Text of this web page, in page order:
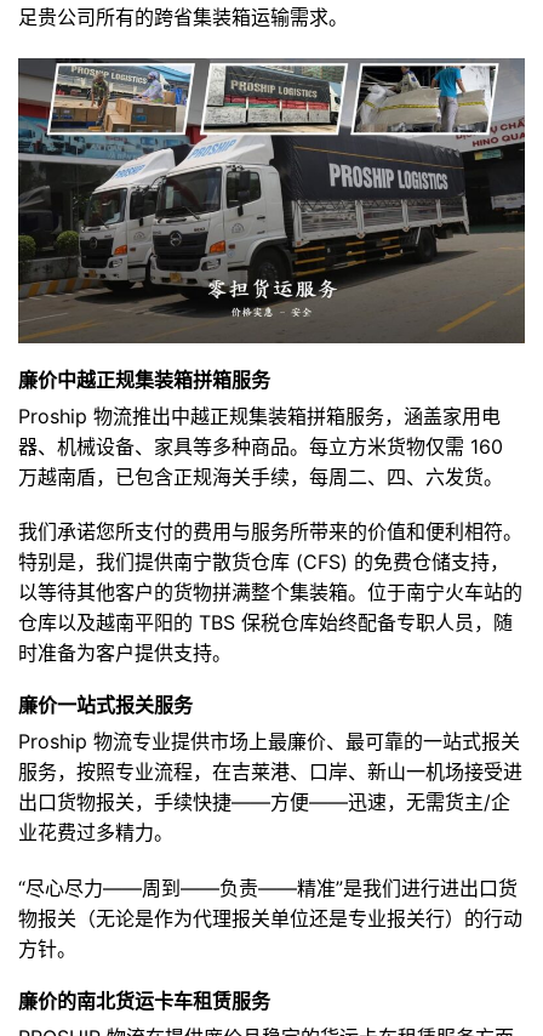
足贵公司所有的跨省集装箱运输需求。
廉价中越正规集装箱拼箱服务
Proship 物流推出中越正规集装箱拼箱服务，涵盖家用电
器、机械设备、家具等多种商品。每立方米货物仅需 160
万越南盾，已包含正规海关手续，每周二、四、六发货。
我们承诺您所支付的费用与服务所带来的价值和便利相符。
特别是，我们提供南宁散货仓库 (CFS) 的免费仓储支持，
以等待其他客户的货物拼满整个集装箱。位于南宁火车站的
仓库以及越南平阳的 TBS 保税仓库始终配备专职人员，随
时准备为客户提供支持。
廉价一站式报关服务
Proship 物流专业提供市场上最廉价、最可靠的一站式报关
服务，按照专业流程，在吉莱港、口岸、新山一机场接受进
出口货物报关，手续快捷——方便——迅速，无需货主/企
业花费过多精力。
“尽心尽力——周到——负责——精准”是我们进行进出口货
物报关（无论是作为代理报关单位还是专业报关行）的行动
方针。
廉价的南北货运卡车租赁服务